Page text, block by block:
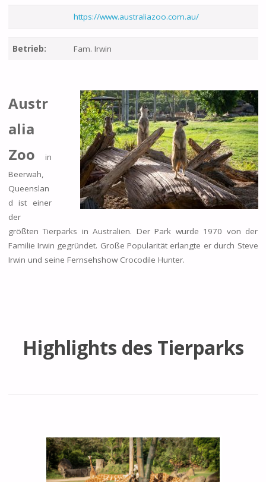
https://www.australiazoo.com.au/
Betrieb: Fam. Irwin
Austr
alia
Zoo in
Beerwah,
Queenslan
d ist einer
der
größten Tierparks in Australien. Der Park wurde 1970 von der
Familie Irwin gegründet. Große Popularität erlangte er durch Steve
Irwin und seine Fernsehshow Crocodile Hunter.
Highlights des Tierparks